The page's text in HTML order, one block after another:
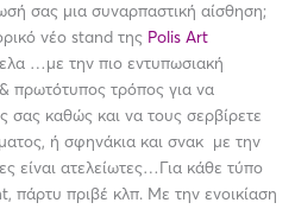
σας μια συναρπαστική αίσθηση;
νέο stand της Polis Art
…με την πιο εντυπωσιακή
πρωτότυπος τρόπος για να
σας καθώς και να τους σερβίρετε
ή σφηνάκια και σνακ με την
είναι ατελείωτες…Για κάθε τύπο
πάρτυ πριβέ κλπ. Με την ενοικίαση